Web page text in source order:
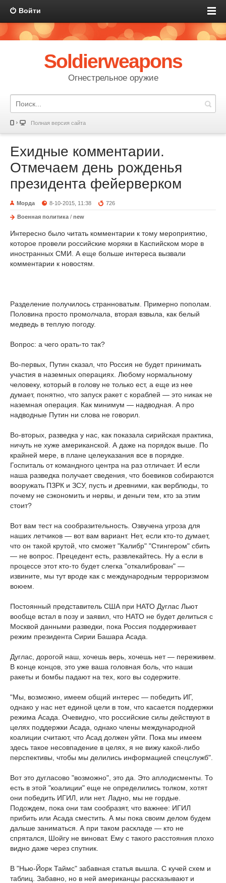
Войти
Soldierweapons
Огнестрельное оружие
Полная версия сайта
Ехидные комментарии.
Отмечаем день рожденья
президента фейерверком
Морда 8-10-2015, 11:38 726
Военная политика / new
Интересно было читать комментарии к тому мероприятию,
которое провели российские моряки в Каспийском море в
иностранных СМИ. А еще больше интереса вызвали
комментарии к новостям.
Разделение получилось странноватым. Примерно пополам.
Половина просто промолчала, вторая взвыла, как белый
медведь в теплую погоду.
Вопрос: а чего орать-то так?
Во-первых, Путин сказал, что Россия не будет принимать
участия в наземных операциях. Любому нормальному
человеку, который в голову не только ест, а еще из нее
думает, понятно, что запуск ракет с кораблей — это никак не
наземная операция. Как минимум — надводная. А про
надводные Путин ни слова не говорил.
Во-вторых, разведка у нас, как показала сирийская практика,
ничуть не хуже американской. А даже на порядок выше. По
крайней мере, в плане целеуказания все в порядке.
Госпиталь от командного центра на раз отличает. И если
наша разведка получает сведения, что боевиков собираются
вооружать ПЗРК и ЗСУ, пусть и древними, как верблюды, то
почему не сэкономить и нервы, и деньги тем, кто за этим
стоит?
Вот вам тест на сообразительность. Озвучена угроза для
наших летчиков — вот вам вариант. Нет, если кто-то думает,
что он такой крутой, что сможет "Калибр" "Стингером" сбить
— не вопрос. Прецедент есть, развлекайтесь. Ну а если в
процессе этот кто-то будет слегка "откалиброван" —
извините, мы тут вроде как с международным терроризмом
воюем.
Постоянный представитель США при НАТО Дуглас Льют
вообще встал в позу и заявил, что НАТО не будет делиться с
Москвой данными разведки, пока Россия поддерживает
режим президента Сирии Башара Асада.
Дуглас, дорогой наш, хочешь верь, хочешь нет — переживем.
В конце концов, это уже ваша головная боль, что наши
ракеты и бомбы падают на тех, кого вы содержите.
"Мы, возможно, имеем общий интерес — победить ИГ,
однако у нас нет единой цели в том, что касается поддержки
режима Асада. Очевидно, что российские силы действуют в
целях поддержки Асада, однако члены международной
коалиции считают, что Асад должен уйти. Пока мы имеем
здесь такое несовпадение в целях, я не вижу какой-либо
перспективы, чтобы мы делились информацией спецслужб".
Вот это дугласово "возможно", это да. Это аплодисменты. То
есть в этой "коалиции" еще не определились толком, хотят
они победить ИГИЛ, или нет. Ладно, мы не гордые.
Подождем, пока они там сообразят, что важнее: ИГИЛ
прибить или Асада сместить. А мы пока своим делом будем
дальше заниматься. А при таком раскладе — кто не
спрятался, Шойгу не виноват. Ему с такого расстояния плохо
видно даже через спутник.
В "Нью-Йорк Таймс" забавная статья вышла. С кучей схем и
таблиц. Забавно, но в ней американцы рассказывают и